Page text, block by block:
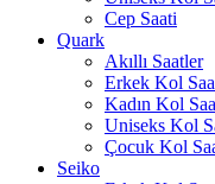
Cep Saati
Quark
Akıllı Saatler
Erkek Kol
Kadın Kol
Uniseks Kol
Çocuk Kol
Seiko